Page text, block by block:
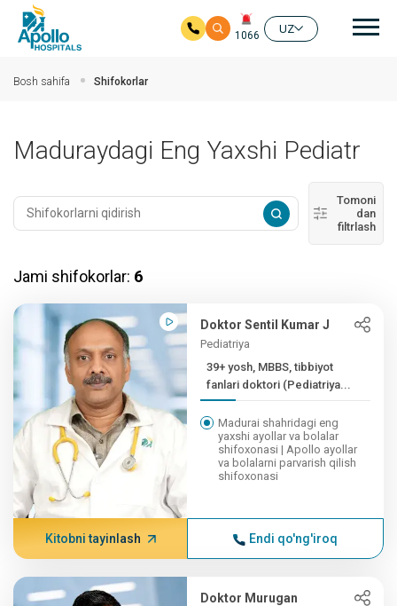
1066
UZ
Bosh sahifa Shifokorlar
Maduraydagi Eng Yaxshi Pediatr
Tomoni
dan
filtrlash
Jami shifokorlar: 6
Doktor Sentil Kumar J
Pediatriya
39+ yosh, MBBS, tibbiyot
fanlari doktori (Pediatriya...
Madurai shahridagi eng
yaxshi ayollar va bolalar
shifoxonasi | Apollo ayollar
va bolalarni parvarish qilish
shifoxonasi
Kitobni tayinlash Endi qo'ng'iroq
Doktor Murugan